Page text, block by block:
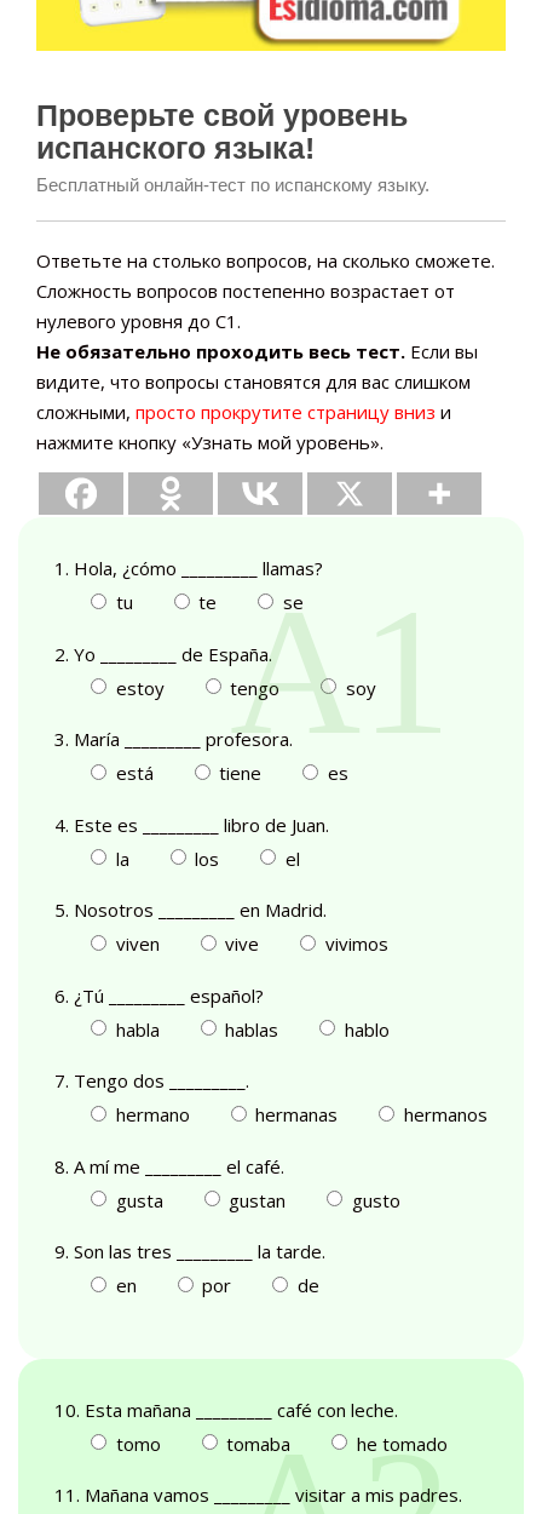
Проверьте свой уровень
испанского языка!
Бесплатный онлайн-тест по испанскому языку.
Ответьте на столько вопросов, на сколько сможете.
Сложность вопросов постепенно возрастает от
нулевого уровня до C1.
Не обязательно проходить весь тест. Если вы
видите, что вопросы становятся для вас слишком
сложными, просто прокрутите страницу вниз и
нажмите кнопку «Узнать мой уровень».
1. Hola, ¿cómo _________ llamas?
tu
te se
2. Yo _________ de España.
estoy
tengo soy
3. María _________ profesora.
está
tiene es
4. Este es _________ libro de Juan.
la
los el
5. Nosotros _________ en Madrid.
viven
vive vivimos
6. ¿Tú _________ español?
habla
hablas hablo
7. Tengo dos _________.
hermano
hermanas hermanos
8. A mí me _________ el café.
gusta
gustan gusto
9. Son las tres _________ la tarde.
en
por de
10. Esta mañana _________ café con leche.
tomo
tomaba he tomado
11. Mañana vamos _________ visitar a mis padres.